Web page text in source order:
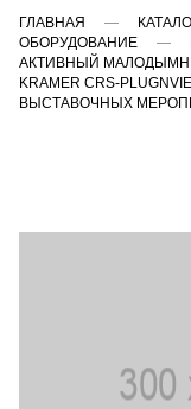
ГЛАВНАЯ
ОБОРУДОВАНИЕ
АКТИВНЫЙ
KRAMER CRS-
ВЫСТАВОЧНЫХ